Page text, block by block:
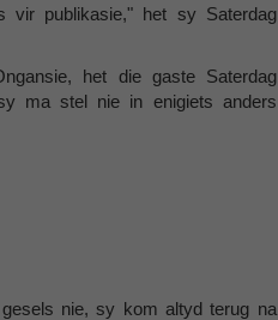
vir publikasie," het sy Saterdag
het die gaste Saterdag
ma stel nie in enigiets anders
nie, sy kom altyd terug na